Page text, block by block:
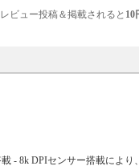
ビュー投稿＆掲載されると 10
- 8k DPIセンサー搭載によ